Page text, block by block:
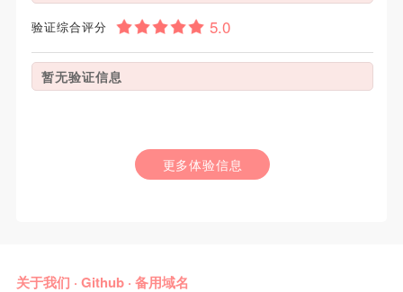
验证综合评分
暂无验证信息
更多体验信息
关于我们 · Github· 备用域名